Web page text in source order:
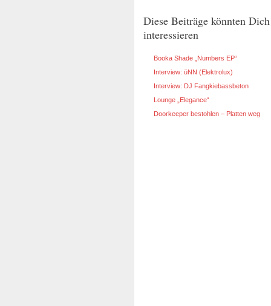
Diese Beiträge könnten
interessieren
Booka Shade „Numbers EP“
Interview: üNN (Elektrolux)
Interview: DJ Fangkiebassbeton
Lounge „Elegance“
Doorkeeper bestohlen – Platten weg